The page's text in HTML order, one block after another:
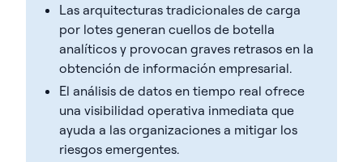
Las arquitecturas tradicionales de carga
por lotes generan cuellos de botella
analíticos y provocan graves retrasos en la
obtención de información empresarial.
El análisis de datos en tiempo real ofrece
una visibilidad operativa inmediata que
ayuda a las organizaciones a mitigar los
riesgos emergentes.